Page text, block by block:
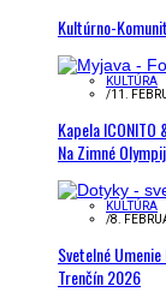
Kultúrno-
KULTÚRA
/11.
Kapela ICONITO
Na Zimné
KULTÚRA
/8.
Svetelné
Trenčín 2026